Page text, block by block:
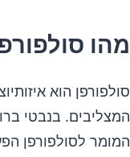
מהו
סולפורפן הוא
המומר לסולפורפן